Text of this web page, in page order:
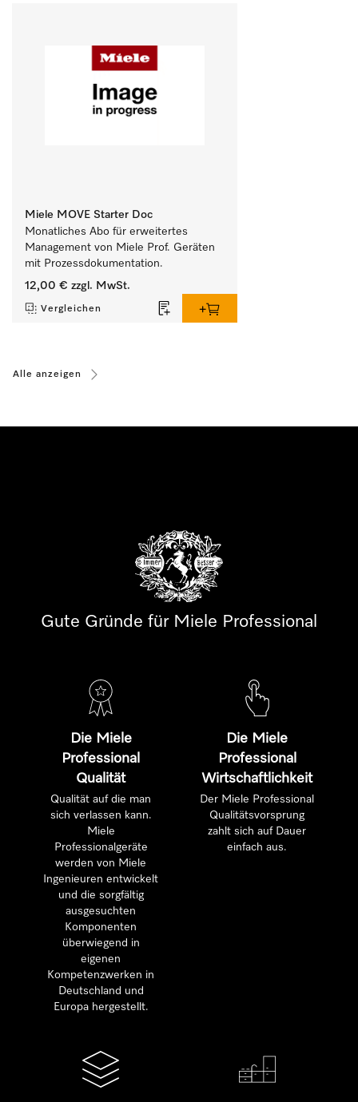
Miele MOVE Starter Doc
Monatliches Abo für erweitertes
Management von Miele Prof. Geräten
mit Prozessdokumentation.
12,00 € zzgl. MwSt.
Vergleichen
Alle anzeigen
Gute Gründe für Miele Professional
Die Miele
Professional
Qualität
Qualität auf die man
sich verlassen kann.
Miele
Professionalgeräte
werden von Miele
Ingenieuren entwickelt
und die sorgfältig
ausgesuchten
Komponenten
überwiegend in
eigenen
Kompetenzwerken in
Deutschland und
Europa hergestellt.
Die Miele
Professional
Wirtschaftlichkeit
Der Miele Professional
Qualitätsvorsprung
zahlt sich auf Dauer
einfach aus.